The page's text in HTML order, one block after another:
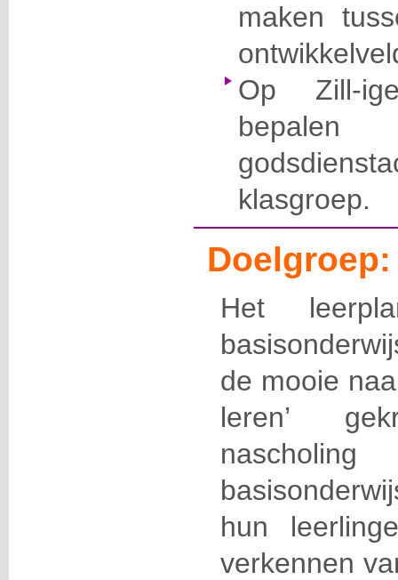
maken
Op Zill-
klasgroep.
Doelgroep:
Het
de mooie
leren’
hun
verkennen